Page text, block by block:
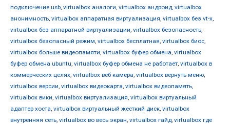
подключение usb, virtualbox аналоги, virtualbox андроид, virtualbox
анонимность, virtualbox аппаратная виртуализация, virtualbox без vt-x,
virtualbox без аппаратной виртуализации, virtualbox безопасность,
virtualbox безопасный режим, virtualbox бесплатная, virtualbox биос,
virtualbox больше видеопамяти, virtualbox буфер обмена, virtualbox
буфер обмена ubuntu, virtualbox буфер обмена не работает, virtualbox в
коммерческих целях, virtualbox веб камера, virtualbox вернуть меню,
virtualbox версии, virtualbox видеокарта, virtualbox видеопамять,
virtualbox вики, virtualbox виртуализация, virtualbox виртуальный
адаптер хоста, virtualbox виртуальный жесткий диск, virtualbox
внутренняя сеть, virtualbox во весь экран, virtualbox гайд, virtualbox где